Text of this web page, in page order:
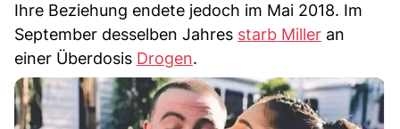
Ihre Beziehung endete jedoch im Mai 2018. Im
September desselben Jahres starb Miller an
einer Überdosis Drogen.